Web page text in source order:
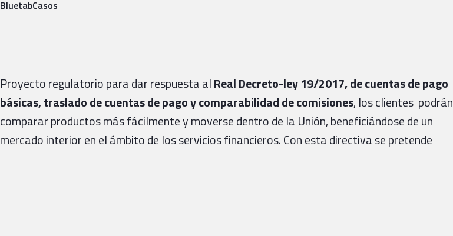
BluetabCasos
Proyecto regulatorio para dar respuesta alReal Decreto-ley 19/2017, de cuentas de pago
básicas, traslado de cuentas de pago y comparabilidad de comisiones, los clientes podrán
comparar productos más fácilmente y moverse dentro de la Unión, beneficiándose de un
mercado interior en el ámbito de los servicios financieros. Con esta directiva se pretende